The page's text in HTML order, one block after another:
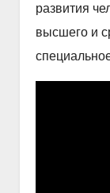
развития
высшего и